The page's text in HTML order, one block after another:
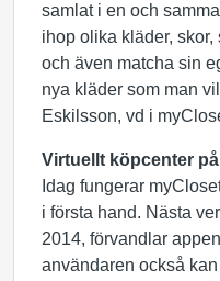
samlat i en och
ihop olika kläder,
och även matcha sin
nya kläder som man
Eskilsson, vd i
Virtuellt köpcenter
Idag fungerar
i första hand. Nästa
2014, förvandlar
användaren också